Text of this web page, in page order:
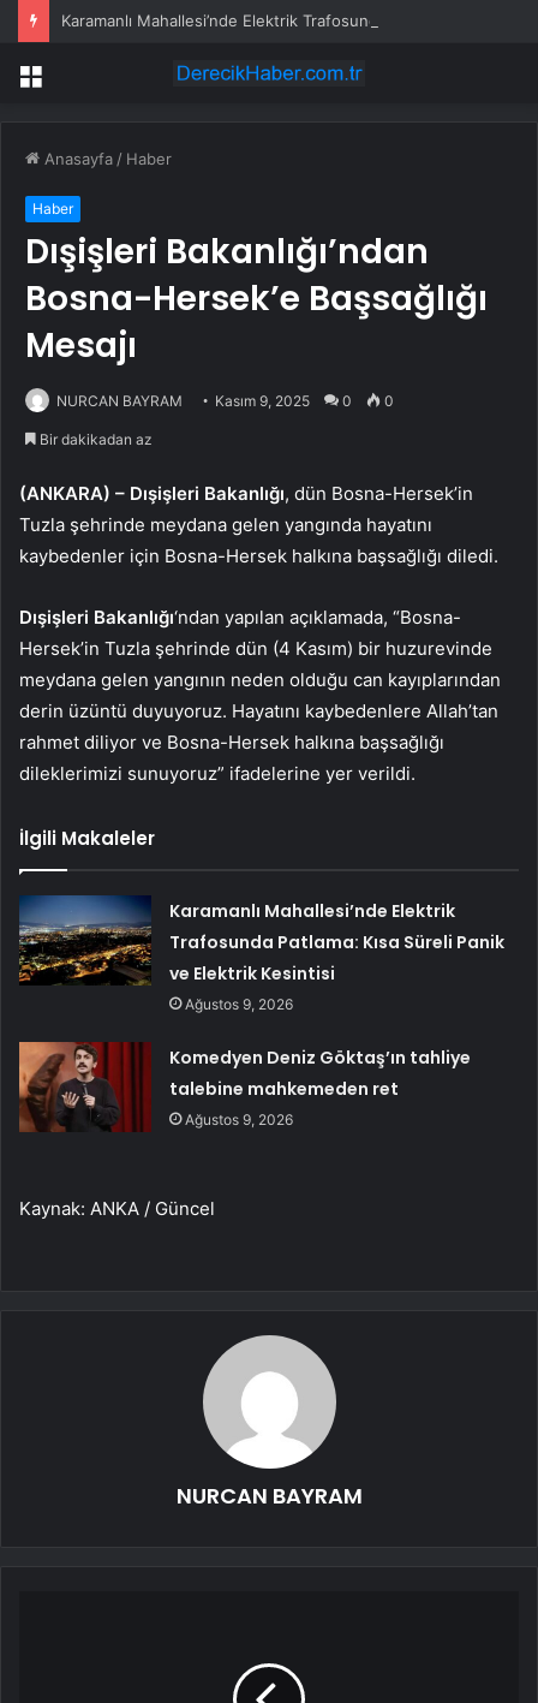
Menü
Anasayfa / Haber
Haber
Dışişleri Bakanlığı’ndan
Bosna-Hersek’e Başsağlığı
Mesajı
NURCAN BAYRAM Kasım 9, 2025 0 0
Bir dakikadan az
(ANKARA) – Dışişleri Bakanlığı, dün Bosna-Hersek’in
Tuzla şehrinde meydana gelen yangında hayatını
kaybedenler için Bosna-Hersek halkına başsağlığı diledi.
Dışişleri Bakanlığı‘ndan yapılan açıklamada, “Bosna-
Hersek’in Tuzla şehrinde dün (4 Kasım) bir huzurevinde
meydana gelen yangının neden olduğu can kayıplarından
derin üzüntü duyuyoruz. Hayatını kaybedenlere Allah’tan
rahmet diliyor ve Bosna-Hersek halkına başsağlığı
dileklerimizi sunuyoruz” ifadelerine yer verildi.
İlgili Makaleler
Karamanlı Mahallesi’nde Elektrik
Trafosunda Patlama: Kısa Süreli Panik
ve Elektrik Kesintisi
Ağustos 9, 2026
Komedyen Deniz Göktaş’ın tahliye
talebine mahkemeden ret
Ağustos 9, 2026
Kaynak: ANKA / Güncel
NURCAN BAYRAM